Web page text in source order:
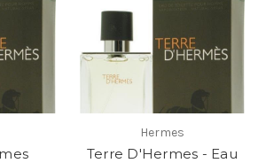
Hermes
Terre D'Hermes - Eau